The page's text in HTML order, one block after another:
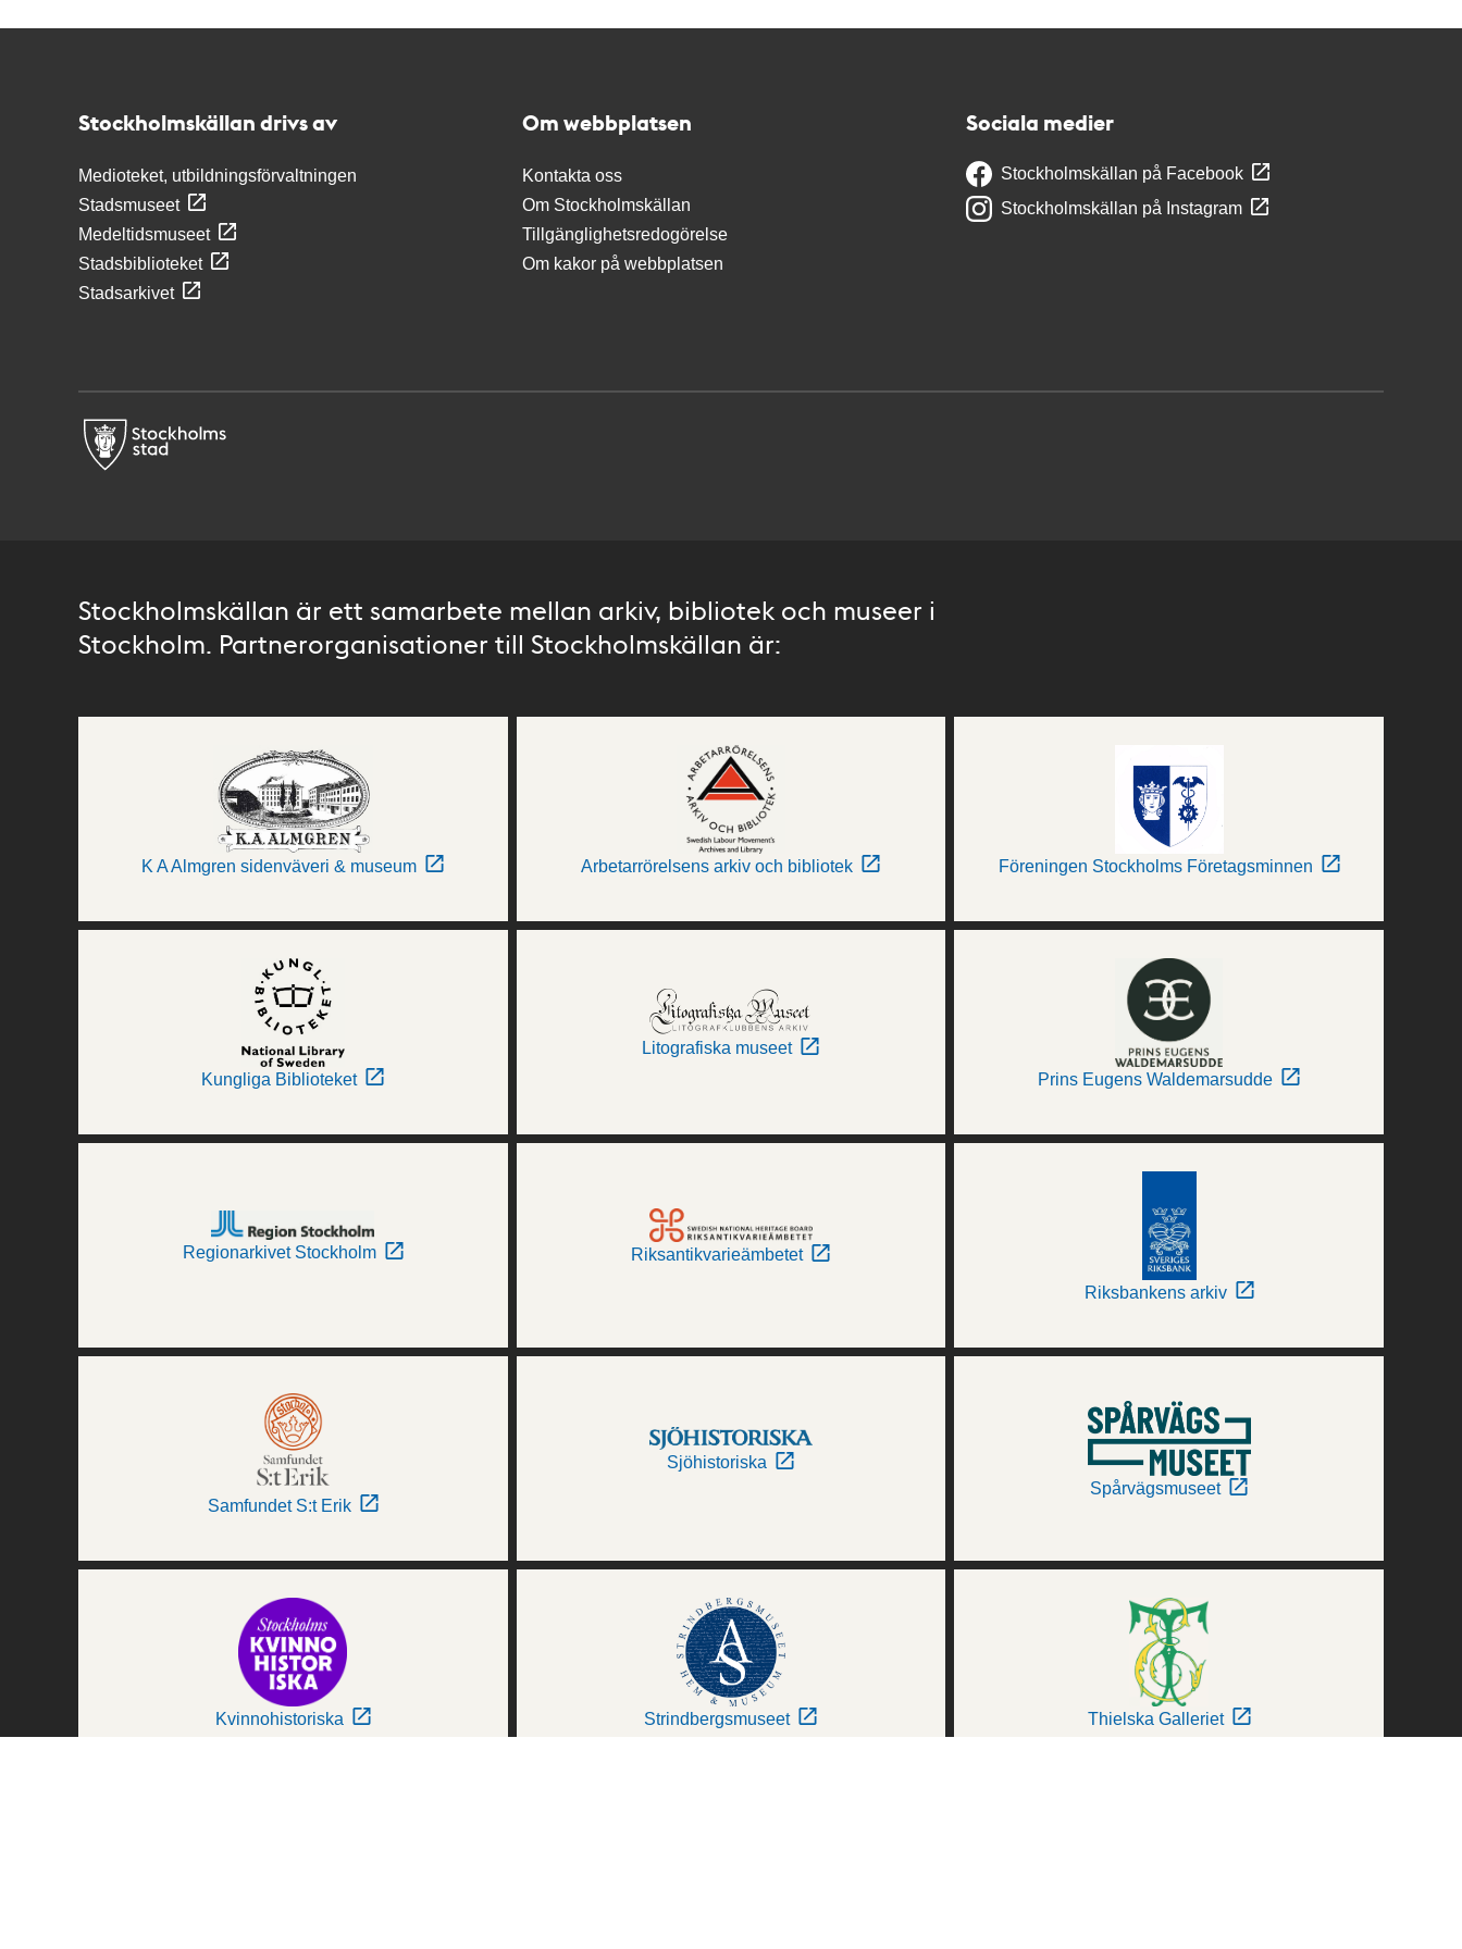
Stockholmskällan drivs av
Medioteket, utbildningsförvaltningen
Stadsmuseet
Medeltidsmuseet
Stadsbiblioteket
Stadsarkivet
Om webbplatsen
Kontakta oss
Om Stockholmskällan
Tillgänglighetsredogörelse
Om kakor på webbplatsen
Sociala medier
Stockholmskällan på Facebook
Stockholmskällan på Instagram
Stockholmskällan är ett samarbete mellan arkiv, bibliotek och museer i
Stockholm. Partnerorganisationer till Stockholmskällan är:
K A Almgren sidenväveri & museum Arbetarrörelsens arkiv och bibliotek Föreningen Stockholms Företagsminnen
Kungliga Biblioteket
Litografiska museet
Prins Eugens Waldemarsudde
Regionarkivet Stockholm Riksantikvarieämbetet
Riksbankens arkiv
Samfundet S:t Erik
Sjöhistoriska
Spårvägsmuseet
Kvinnohistoriska Strindbergsmuseet Thielska Galleriet